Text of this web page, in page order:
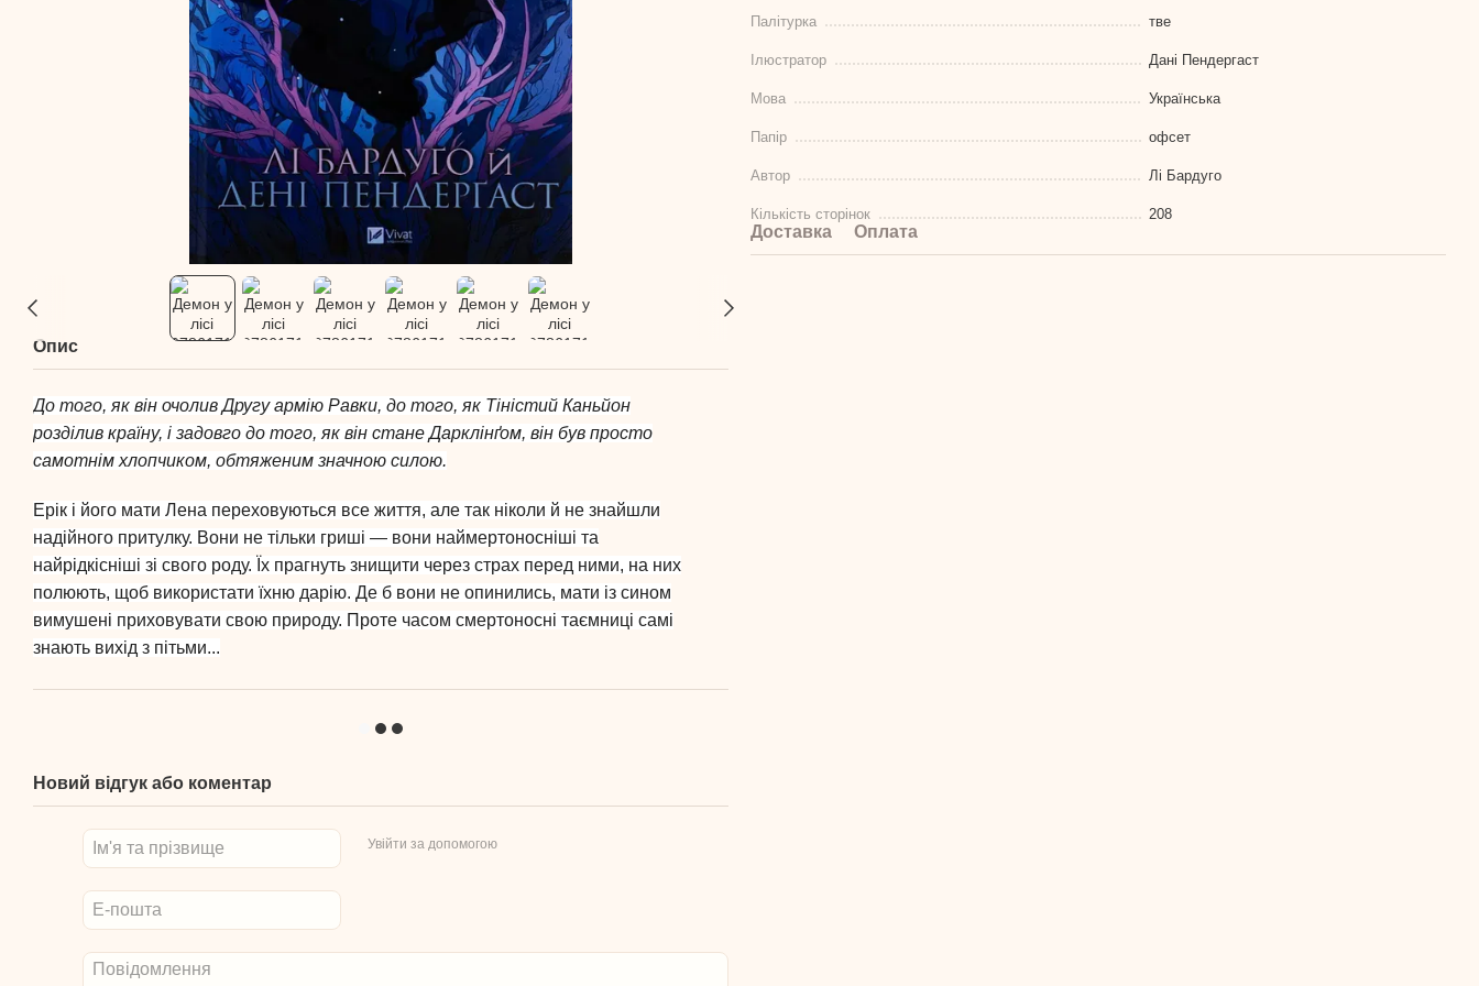
Опис
До того, як він очолив Другу армію Равки, до того, як Тіністий Каньйон
розділив країну, і задовго до того, як він стане Дарклінґом, він був просто
самотнім хлопчиком, обтяженим значною силою.
Ерік і його мати Лена переховуються все життя, але так ніколи й не знайшли
надійного притулку. Вони не тільки гриші — вони наймертоносніші та
найрідкісніші зі свого роду. Їх прагнуть знищити через страх перед ними, на них
полюють, щоб використати їхню дарію. Де б вони не опинились, мати із сином
вимушені приховувати свою природу. Проте часом смертоносні таємниці самі
знають вихід з пітьми...
Новий відгук або коментар
Увійти за допомогою
Палітурка тве
Ілюстратор Дані Пендергаст
Мова Українська
Папір офсет
Автор Лі Бардуго
Кількість сторінок 208
Доставка Оплата